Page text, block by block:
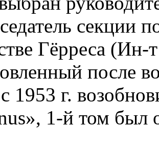
секции
Гёрреса (Ин-
после
1953 г.
1-й том был